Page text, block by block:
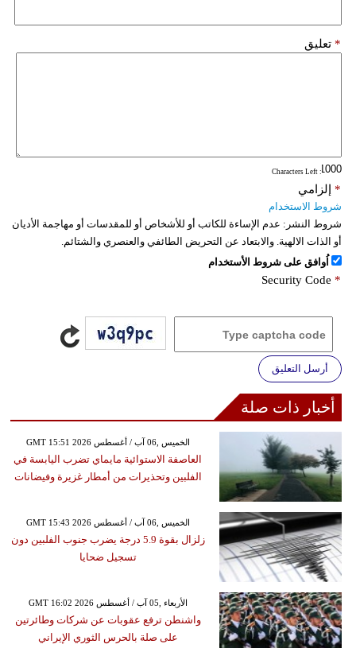
بيئة
تعليق *
: Characters Left
إلزامي *
شروط الاستخدام
شروط النشر: عدم الإساءة للكاتب أو للأشخاص أو للمقدسات أو مهاجمة الأديان
أو الذات الالهية. والابتعاد عن التحريض الطائفي والعنصري والشتائم.
اُوافق على شروط الأستخدام
Security Code *
أرسل التعليق
أخبار ذات صلة
GMT 15:51 2026 الخميس ,06 آب / أغسطس
العاصفة الاستوائية مايماي تضرب اليابسة في
الفلبين وتحذيرات من أمطار غزيرة وفيضانات
GMT 15:43 2026 الخميس ,06 آب / أغسطس
زلزال بقوة 5.9 درجة يضرب جنوب الفلبين دون
تسجيل ضحايا
GMT 16:02 2026 الأربعاء ,05 آب / أغسطس
واشنطن ترفع عقوبات عن شركات وطائرتين
على صلة بالحرس الثوري الإيراني